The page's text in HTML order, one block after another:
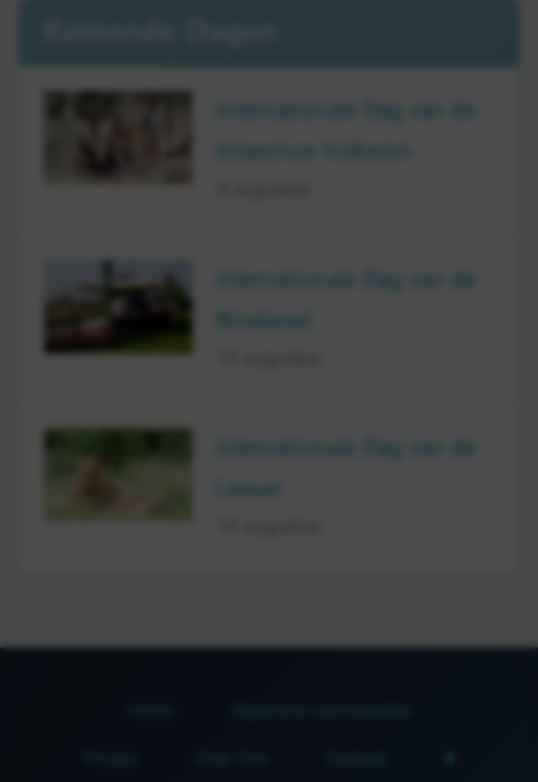
Internationale Dag van de
Internationale Dag van de
Internationale Dag van de